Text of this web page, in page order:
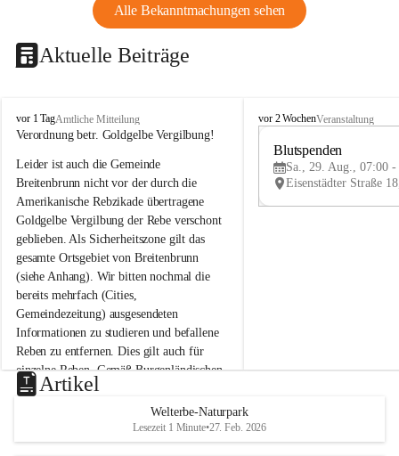
Alle Bekanntmachungen sehen
Aktuelle Beiträge
B
r
i
t
e
n
b
r
u
n
n
a
m
N
e
u
s
d
vor 1 TagAmtliche Mitteilung
Verordnung betr. Goldgelbe Vergilbung!
Leider ist auch die Gemeinde
Breitenbrunn nicht vor der durch die
Amerikanische Rebzikade übertragene
Goldgelbe Vergilbung der Rebe verschont
geblieben. Als Sicherheitszone gilt das
gesamte Ortsgebiet von Breitenbrunn
(siehe Anhang). Wir bitten nochmal die
bereits mehrfach (Cities,
Gemeindezeitung) ausgesendeten
Informationen zu studieren und befallene
Reben zu entfernen. Dies gilt auch für
einzelne Reben. Gemäß Burgenländischen
Weinbaugesetz sind nicht gepflegte oder
unzulässige Weingärten zu roden! Bitte
helfen wir zusammen um unsere Winzer
vor den prognostizierten Ernteausfällen
B
e
u
e
d
vor 2 WochenVeranstaltung
Blutspenden
Sa., 29. Aug., 07:00 -
Artikel
Welterbe-Naturpark
Lesezeit 1 Minute•27. Feb. 2026